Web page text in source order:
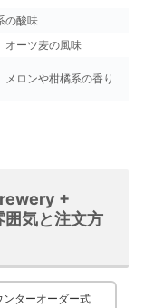
の酸味
オーツ麦の風味
ロンや柑橘系の香り
+
気と注文方
ターオーダー式